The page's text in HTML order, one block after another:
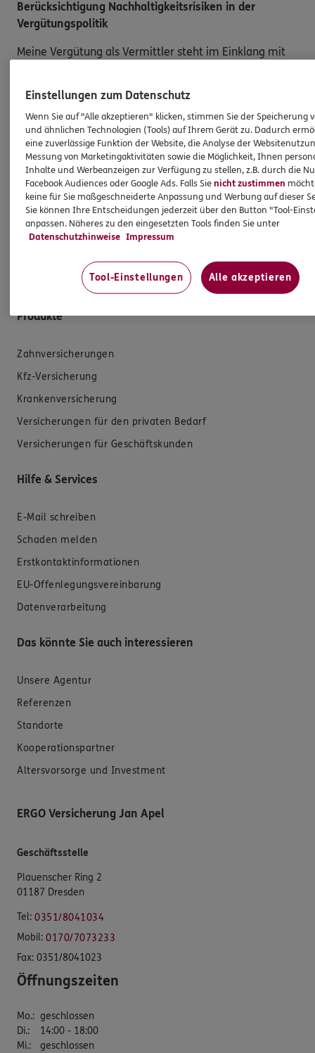
Berücksichtigung Nachhaltigkeitsrisiken in der
Vergütungspolitik
Meine Vergütung als Vermittler steht im Einklang mit
einhergehen. Dies gilt ebenso für die Vergütung der
Angestellten in meiner Agentur und/oder sonstige für
die Agentur tätige Personen. Die Berücksichtigung von
Nachhaltigkeitsrisiken hat insbesondere keinen Einfluss
darauf, ob ich für die Vermittlung eines
Versicherungsanlageproduktes eine Vergütung erhalte
oder darauf, wie hoch diese Vergütung ausfällt.
Gleiches gilt für die Vergütung von Mitarbeitern
und/oder sonstigen für die Agentur tätigen Personen.
Produkte
Zahnversicherungen
Kfz-Versicherung
Krankenversicherung
Versicherungen für den privaten Bedarf
Versicherungen für Geschäftskunden
Hilfe & Services
E-Mail schreiben
Schaden melden
Erstkontaktinformationen
EU-Offenlegungsvereinbarung
Datenverarbeitung
Das könnte Sie auch interessieren
Unsere Agentur
Referenzen
Standorte
Kooperationspartner
Altersvorsorge und Investment
ERGO Versicherung Jan Apel
Geschäftsstelle
Plauenscher Ring 2
01187 Dresden
Tel: 0351/8041034
Mobil: 0170/7073233
Fax: 0351/8041023
Öffnungszeiten
Mo.: geschlossen
Di.:
14:00 - 18:00
Mi.:
geschlossen
Einstellungen zum Datenschutz
Wenn Sie auf "Alle akzeptieren" klicken, stimmen Sie der Speicherung
und ähnlichen Technologien (Tools) auf Ihrem Gerät zu. Dadurch
eine zuverlässige Funktion der Website, die Analyse der
Messung von Marketingaktivitäten sowie die Möglichkeit, Ihnen
Inhalte und Werbeanzeigen zur Verfügung zu stellen, z.B. durch die
Facebook Audiences oder Google Ads. Falls Sienicht zustimmen
keine für Sie maßgeschneiderte Anpassung und Werbung auf dieser
Sie können Ihre Entscheidungen jederzeit über den Button "Tool-
anpassen. Näheres zu den eingesetzten Tools finden Sie unter
Datenschutzhinweise Impressum
Tool-Einstellungen Alle akzeptieren